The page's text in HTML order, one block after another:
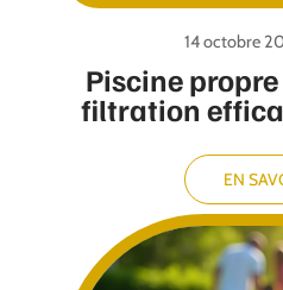
Piscine
filtration
14 octobre
EN